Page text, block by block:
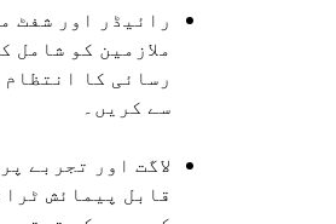
رائیڈر اور شفٹ
ملازمین کو شامل
رسائی کا
سے کریں۔
لاگت اور تجربے
قابل پیمائش